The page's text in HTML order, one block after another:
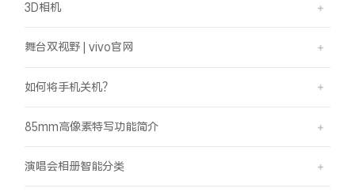
3D相机
舞台双视野 | vivo官网
如何将手机关机？
85mm高像素特写功能简介
演唱会相册智能分类